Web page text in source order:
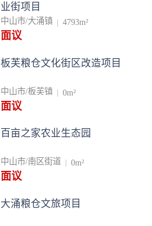
业街项目
中山市/大涌镇 4793m²
面议
板芙粮仓文化街区改造项目
中山市/板芙镇 0m²
面议
百亩之家农业生态园
中山市/南区街道 0m²
面议
大涌粮仓文旅项目